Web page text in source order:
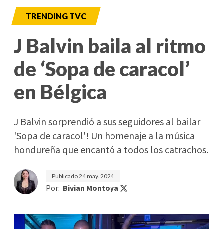
TRENDING TVC
J Balvin baila al ritmo
de ‘Sopa de caracol’
en Bélgica
J Balvin sorprendió a sus seguidores al bailar
'Sopa de caracol'! Un homenaje a la música
hondureña que encantó a todos los catrachos.
Publicado24 may. 2024
Por: Bivian Montoya